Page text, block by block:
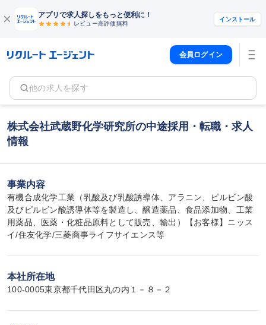
アプリで求人探しをもっと便利に！
レビュー高評価無料
インストール
会員ログイン
他の求人を探す
株式会社武蔵野化学研究所の中途採用・転職・求人
情報
事業内容
有機合成化学工業（乳酸及び乳酸誘導体、アラニン、ピルビン酸
及びピルビン酸誘導体等を製造し、醸造薬品、食品添加物、工業
用薬品、医薬・化粧品原料として販売、輸出）【お客様】ニッス
イ/住友化学/三菱商事ライフサイエンス等
本社所在地
100-0005東京都千代田区丸の内１－８－２